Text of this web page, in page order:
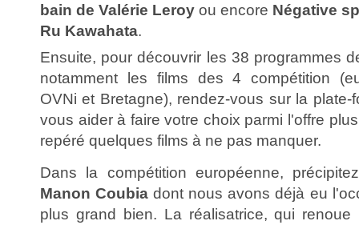
bain de Valérie Leroy ou encore Négative
Ru Kawahata.
Ensuite, pour découvrir les 38 programmes
notamment les films des 4 compétition
OVNi et Bretagne), rendez-vous sur la plate-
vous aider à faire votre choix parmi l'offre
repéré quelques films à ne pas manquer.
Dans la compétition européenne,
Manon Coubia dont nous avons déjà eu
plus grand bien. La réalisatrice, qui